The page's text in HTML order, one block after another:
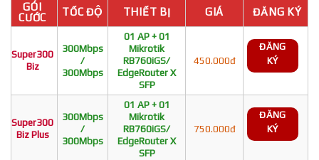
GÓI
CƯỚC
TỐC ĐỘ THIẾT BỊ GIÁ ĐĂNG KÝ
Super300
Biz
300Mbps
/
300Mbps
01 AP + 01
Mikrotik
RB760iGS/
EdgeRouter X
SFP
450.000đ
ĐĂNG
KÝ
Super300
Biz Plus
300Mbps
/
300Mbps
01 AP + 01
Mikrotik
RB760iGS/
EdgeRouter X
SFP
750.000đ
ĐĂNG
KÝ